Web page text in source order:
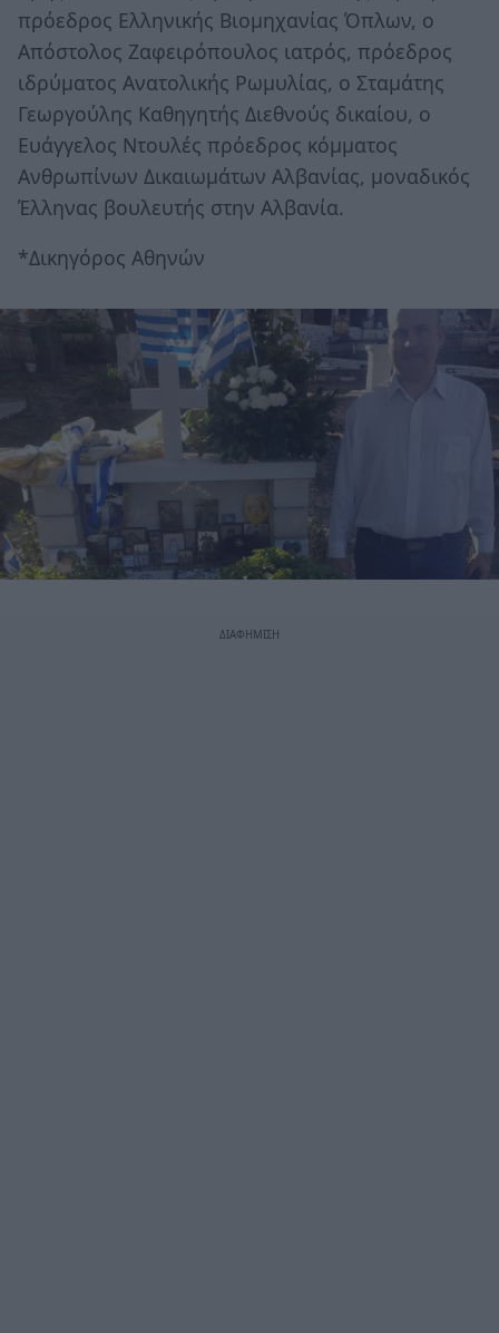
πρόεδρος Ελληνικής Βιομηχανίας Όπλων, ο
Απόστολος Ζαφειρόπουλος ιατρός, πρόεδρος
ιδρύματος Ανατολικής Ρωμυλίας, ο Σταμάτης
Γεωργούλης Καθηγητής Διεθνούς δικαίου, ο
Ευάγγελος Ντουλές πρόεδρος κόμματος
Ανθρωπίνων Δικαιωμάτων Αλβανίας, μοναδικός
Έλληνας βουλευτής στην Αλβανία.
*Δικηγόρος Αθηνών